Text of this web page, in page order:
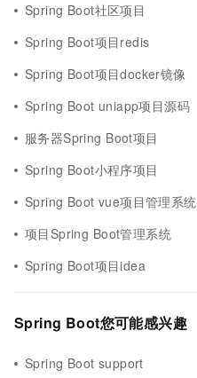
Spring Boot社区项目
Spring Boot项目redis
Spring Boot项目docker镜像
Spring Boot uniapp项目源码
服务器Spring Boot项目
Spring Boot小程序项目
Spring Boot vue项目管理系统
项目Spring Boot管理系统
Spring Boot项目idea
Spring Boot您可能感兴趣
Spring Boot support